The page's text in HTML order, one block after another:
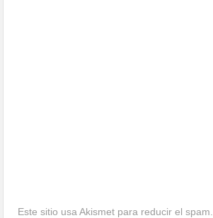
Este sitio usa Akismet para reducir el